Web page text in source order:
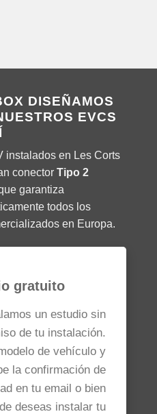
DISEÑAMOS
EVCS
instalados en Les Corts
conector Tipo 2
garantiza
todos los
en Europa.
gratuito
un estudio sin
de tu instalación.
de vehículo y
la confirmación de
en tu email o bien
deseas instalar tu